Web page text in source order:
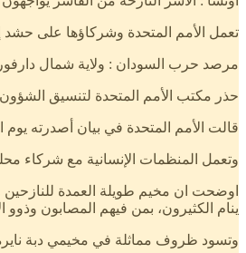
تعمل الأمم المتحدة وشركاؤها على
مرصد حرب السودان : ولاية شمال دارفور
حذر مكتب الأمم المتحدة لتنسيق
قالت الأمم المتحدة في بيان أصدرته يوم الخميس 6 نوفمبر ’’ في منطقة طويلة والمناطق المحيطة بها، يعيش النازحون في ظروف قاسية للغاية، بلا طعام كافٍ، أو مياه
وتعمل المنظمات الإنسانية مع شركاء محليين لدعم
ينام الكثيرون، بمن فيهم المصابون
وتسود ظروف مماثلة في مخيمي دبة نايرة، وأم جنقور، حيث يفتقر أكثر من 6500